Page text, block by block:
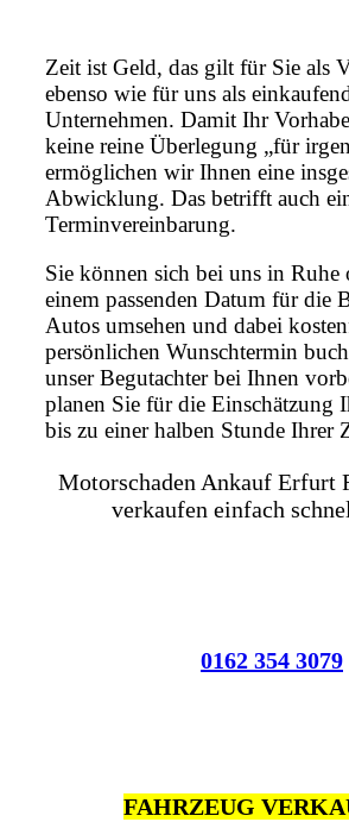
Zeit ist Geld, das gilt für Sie als
ebenso wie für uns als
Unternehmen. Damit Ihr
keine reine Überlegung „für
ermöglichen wir Ihnen eine
Abwicklung. Das betrifft auch
Terminvereinbarung.
Sie können sich bei uns in Ruhe
einem passenden Datum für die
Autos umsehen und dabei
persönlichen Wunschtermin
unser Begutachter bei Ihnen
planen Sie für die Einschätzung
bis zu einer halben Stunde Ihrer
Motorschaden Ankauf
verkaufen einfach
0162 354 3079
FAHRZEUG